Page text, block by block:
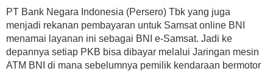
PT Bank Negara Indonesia (Persero) Tbk yang juga
menjadi rekanan pembayaran untuk Samsat online BNI
menamai layanan ini sebagai BNI e-Samsat. Jadi ke
depannya setiap PKB bisa dibayar melalui Jaringan mesin
ATM BNI di mana sebelumnya pemilik kendaraan bermotor